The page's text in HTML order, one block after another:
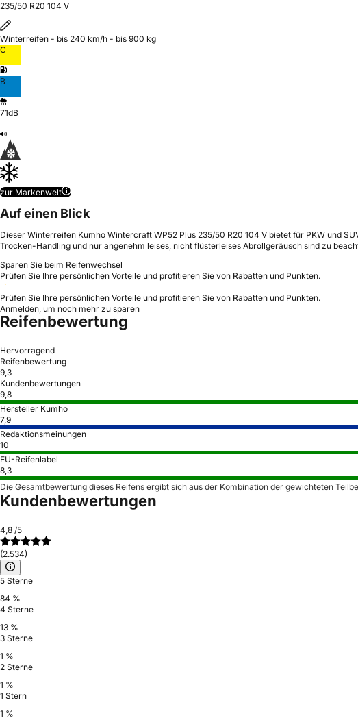
235/50 R20 104 V
Winterreifen - bis 240 km/h - bis 900 kg
C
B
71dB
zur Markenwelt
Auf einen Blick
Dieser Winterreifen Kumho Wintercraft WP52 Plus 235/50 R20 104 V bietet für PKW und
Trocken-Handling und nur angenehm leises, nicht flüsterleises Abrollgeräusch sind zu
Sparen Sie beim Reifenwechsel
Prüfen Sie Ihre persönlichen Vorteile und profitieren Sie von Rabatten und Punkten.
Prüfen Sie Ihre persönlichen Vorteile und profitieren Sie von Rabatten und Punkten.
Anmelden, um noch mehr zu sparen
Reifenbewertung
Hervorragend
Reifenbewertung
9,3
Kundenbewertungen
9,8
Hersteller Kumho
7,9
Redaktionsmeinungen
10
EU-Reifenlabel
8,3
Die Gesamtbewertung dieses Reifens ergibt sich aus der Kombination der gewichteten
Kundenbewertungen
4,8 /5
(2.534)
5 Sterne
84 %
4 Sterne
13 %
3 Sterne
1 %
2 Sterne
1 %
1 Stern
1 %